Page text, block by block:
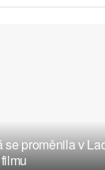
se proměnila v